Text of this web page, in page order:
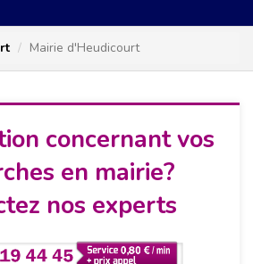
Mairie d'Heudicourt
concernant vos
en mairie?
nos experts